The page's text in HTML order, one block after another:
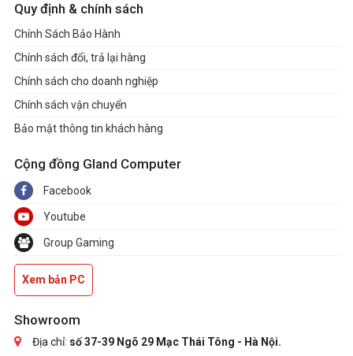
Quy định & chính sách
Chính Sách Bảo Hành
Chính sách đổi, trả lại hàng
Chính sách cho doanh nghiệp
Chính sách vận chuyển
Bảo mật thông tin khách hàng
Cộng đồng Gland Computer
Facebook
Youtube
Group Gaming
Xem bản PC
Showroom
Địa chỉ: số 37-39 Ngõ 29 Mạc Thái Tông - Hà Nội.